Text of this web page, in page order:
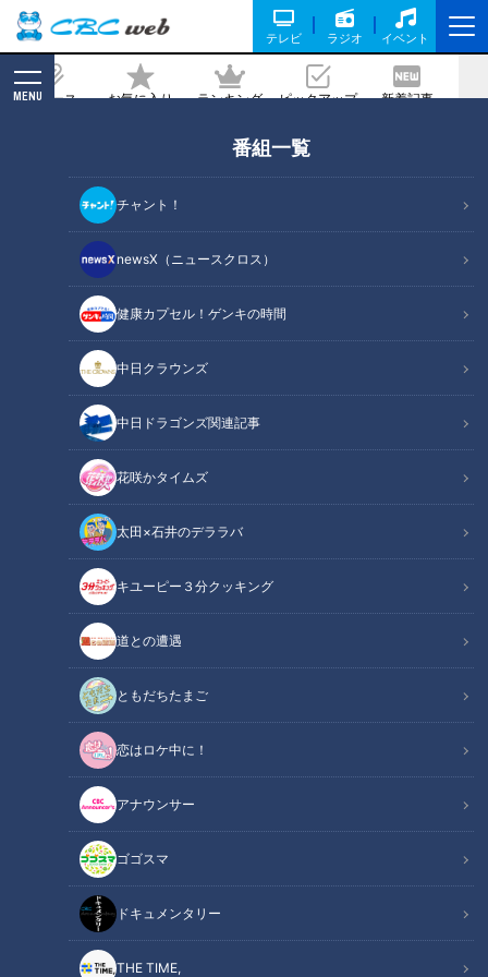
テレビ ラジオ イベント
ニュース お気に入り ランキング ピックアップ 新着記事
MENU
番組一覧
チャント！
newsX（ニュースクロス）
健康カプセル！ゲンキの時間
中日クラウンズ
中日ドラゴンズ関連記事
花咲かタイムズ
太田×石井のデララバ
キユーピー３分クッキング
道との遭遇
ともだちたまご
恋はロケ中に！
アナウンサー
ゴゴスマ
ドキュメンタリー
THE TIME,
た！国産「シェーバー」夢の開発物語
記事に戻る